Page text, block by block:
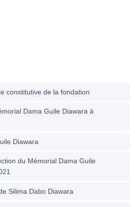
constitutive de la fondation
Dama Guile Diawara à
Diawara
du Mémorial Dama Guile
Silima Dabo Diawara